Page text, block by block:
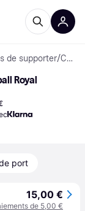
de supporter/ Chaussettes
Royal
port
15,00 €
de 5,00 €